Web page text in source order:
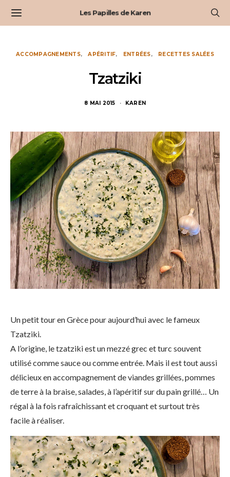
Les Papilles de Karen
ACCOMPAGNEMENTS APÉRITIF ENTRÉES RECETTES SALÉES
Tzatziki
8 MAI 2015 KAREN
Un petit tour en Grèce pour aujourd’hui avec le fameux
Tzatziki.
A l’origine, le tzatziki est un mezzé grec et turc souvent
utilisé comme sauce ou comme entrée. Mais il est tout aussi
délicieux en accompagnement de viandes grillées, pommes
de terre à la braise, salades, à l’apéritif sur du pain grillé… Un
régal à la fois rafraîchissant et croquant et surtout très
facile à réaliser.